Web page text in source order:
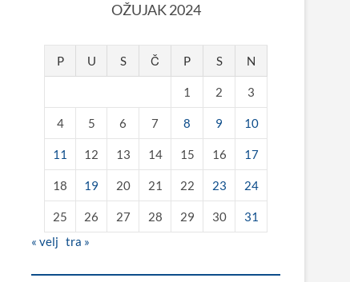
OŽUJAK 2024
P U S Č P S N
1 2 3
4 5 6 7 8 9 10
11 12 13 14 15 16 17
18 19 20 21 22 23 24
25 26 27 28 29 30
31
« velj tra »